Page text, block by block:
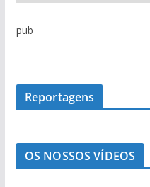
r
q
d
n
o
pub
Reportagens
OS NOSSOS VÍDEOS